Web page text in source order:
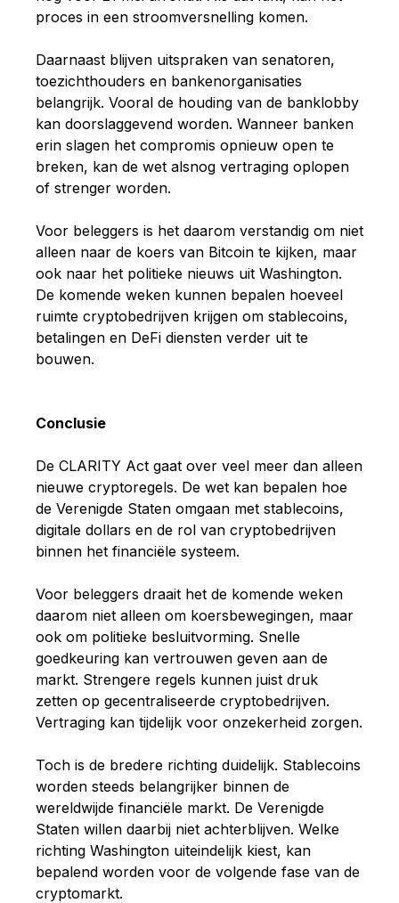
proces in een stroomversnelling komen.
Daarnaast blijven uitspraken van senatoren,
toezichthouders en bankenorganisaties
belangrijk. Vooral de houding van de banklobby
kan doorslaggevend worden. Wanneer banken
erin slagen het compromis opnieuw open te
breken, kan de wet alsnog vertraging oplopen
of strenger worden.
Voor beleggers is het daarom verstandig om niet
alleen naar de koers van Bitcoin te kijken, maar
ook naar het politieke nieuws uit Washington.
De komende weken kunnen bepalen hoeveel
ruimte cryptobedrijven krijgen om stablecoins,
betalingen en DeFi diensten verder uit te
bouwen.
Conclusie
De CLARITY Act gaat over veel meer dan alleen
nieuwe cryptoregels. De wet kan bepalen hoe
de Verenigde Staten omgaan met stablecoins,
digitale dollars en de rol van cryptobedrijven
binnen het financiële systeem.
Voor beleggers draait het de komende weken
daarom niet alleen om koersbewegingen, maar
ook om politieke besluitvorming. Snelle
goedkeuring kan vertrouwen geven aan de
markt. Strengere regels kunnen juist druk
zetten op gecentraliseerde cryptobedrijven.
Vertraging kan tijdelijk voor onzekerheid zorgen.
Toch is de bredere richting duidelijk. Stablecoins
worden steeds belangrijker binnen de
wereldwijde financiële markt. De Verenigde
Staten willen daarbij niet achterblijven. Welke
richting Washington uiteindelijk kiest, kan
bepalend worden voor de volgende fase van de
cryptomarkt.